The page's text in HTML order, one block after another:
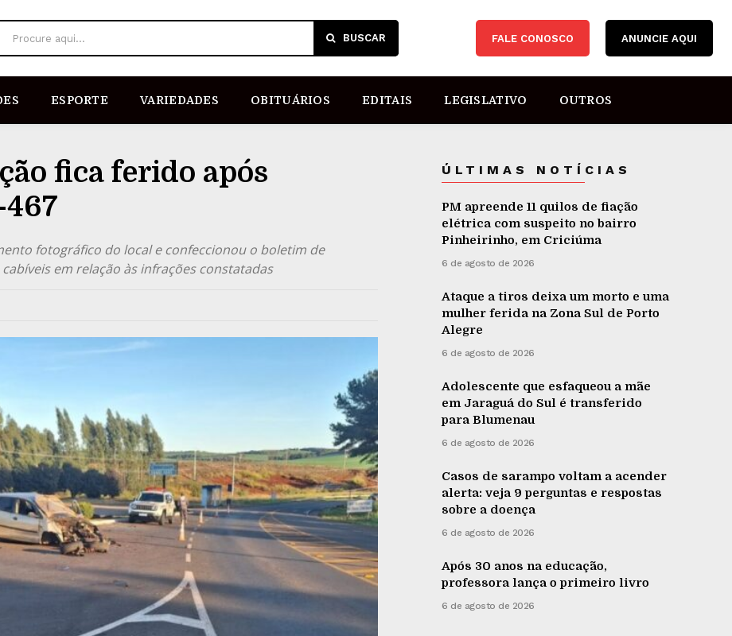
Procure aqui... BUSCAR FALE CONOSCO ANUNCIE AQUI
ESPORTE VARIEDADES OBITUÁRIOS EDITAIS LEGISLATIVO OUTROS
fica ferido após
fotográfico do local e confeccionou o boletim de
em relação às infrações constatadas
ÚLTIMAS NOTÍCIAS
PM apreende 11 quilos de fiação
elétrica com suspeito no bairro
Pinheirinho, em Criciúma
6 de agosto de 2026
Ataque a tiros deixa um morto e uma
mulher ferida na Zona Sul de Porto
Alegre
6 de agosto de 2026
Adolescente que esfaqueou a mãe
em Jaraguá do Sul é transferido
para Blumenau
6 de agosto de 2026
Casos de sarampo voltam a acender
alerta: veja 9 perguntas e respostas
sobre a doença
6 de agosto de 2026
Após 30 anos na educação,
professora lança o primeiro livro
6 de agosto de 2026